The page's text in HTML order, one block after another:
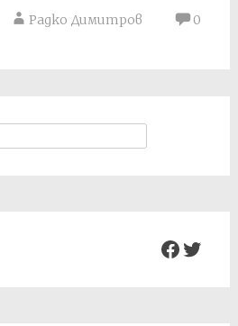
Радко Димитров
0